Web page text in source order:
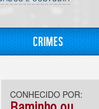
Crimes
CONHECIDO POR: